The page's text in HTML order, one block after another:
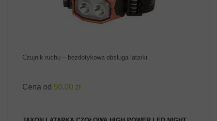
Czujnik ruchu – bezdotykowa obsługa latarki.
Cena od 50.00 zł